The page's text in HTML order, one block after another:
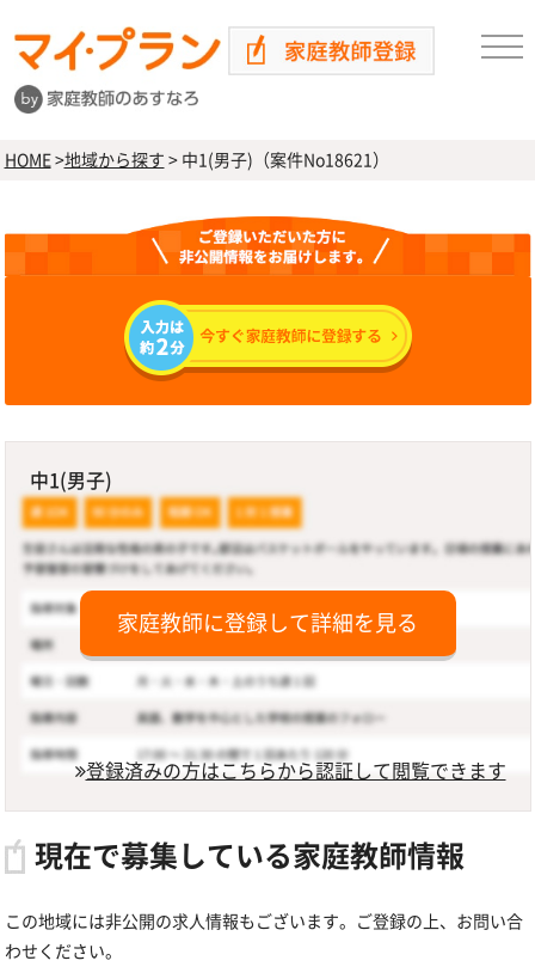
HOME>地域から探す >中1(男子)（案件No18621）
中1(男子)
家庭教師に登録して詳細を見る
登録済みの方はこちらから認証して閲覧できます
現在で募集している家庭教師情報
この地域には非公開の求人情報もございます。ご登録の上、お問い合
わせください。